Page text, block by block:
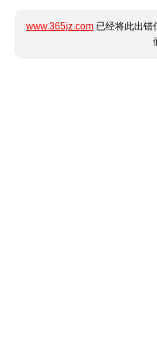
www.365jz.com 已经将此出错